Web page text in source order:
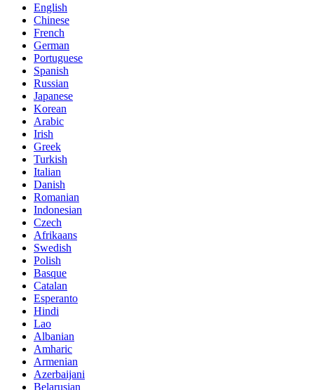
English
Chinese
French
German
Portuguese
Spanish
Russian
Japanese
Korean
Arabic
Irish
Greek
Turkish
Italian
Danish
Romanian
Indonesian
Czech
Afrikaans
Swedish
Polish
Basque
Catalan
Esperanto
Hindi
Lao
Albanian
Amharic
Armenian
Azerbaijani
Belarusian